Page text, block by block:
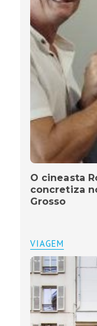
O cineasta
concretiza
Grosso
VIAGEM